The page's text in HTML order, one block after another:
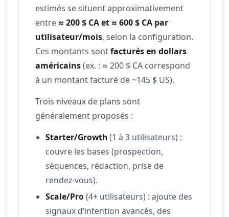
estimés se situent approximativement
entre ≈ 200 $ CA et ≈ 600 $ CA par
utilisateur/mois, selon la configuration.
Ces montants sontfacturés en dollars
américains(ex. : ≈ 200 $ CA correspond
à un montant facturé de ~145 $ US).
Trois niveaux de plans sont
généralement proposés :
Starter/Growth(1 à 3 utilisateurs) :
couvre les bases (prospection,
séquences, rédaction, prise de
rendez-vous).
Scale/Pro (4+ utilisateurs) : ajoute des
signaux d’intention avancés, des